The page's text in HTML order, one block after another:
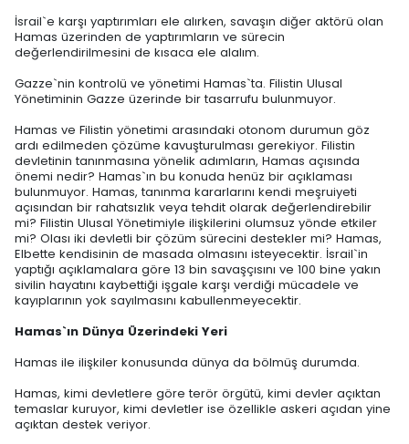
İsrail`e karşı yaptırımları ele alırken, savaşın diğer aktörü olan
Hamas üzerinden de yaptırımların ve sürecin
değerlendirilmesini de kısaca ele alalım.
Gazze`nin kontrolü ve yönetimi Hamas`ta. Filistin Ulusal
Yönetiminin Gazze üzerinde bir tasarrufu bulunmuyor.
Hamas ve Filistin yönetimi arasındaki otonom durumun göz
ardı edilmeden çözüme kavuşturulması gerekiyor. Filistin
devletinin tanınmasına yönelik adımların, Hamas açısında
önemi nedir? Hamas`ın bu konuda henüz bir açıklaması
bulunmuyor. Hamas, tanınma kararlarını kendi meşruiyeti
açısından bir rahatsızlık veya tehdit olarak değerlendirebilir
mi? Filistin Ulusal Yönetimiyle ilişkilerini olumsuz yönde etkiler
mi? Olası iki devletli bir çözüm sürecini destekler mi? Hamas,
Elbette kendisinin de masada olmasını isteyecektir. İsrail`in
yaptığı açıklamalara göre 13 bin savaşçısını ve 100 bine yakın
sivilin hayatını kaybettiği işgale karşı verdiği mücadele ve
kayıplarının yok sayılmasını kabullenmeyecektir.
Hamas`ın Dünya Üzerindeki Yeri
Hamas ile ilişkiler konusunda dünya da bölmüş durumda.
Hamas, kimi devletlere göre terör örgütü, kimi devler açıktan
temaslar kuruyor, kimi devletler ise özellikle askeri açıdan yine
açıktan destek veriyor.